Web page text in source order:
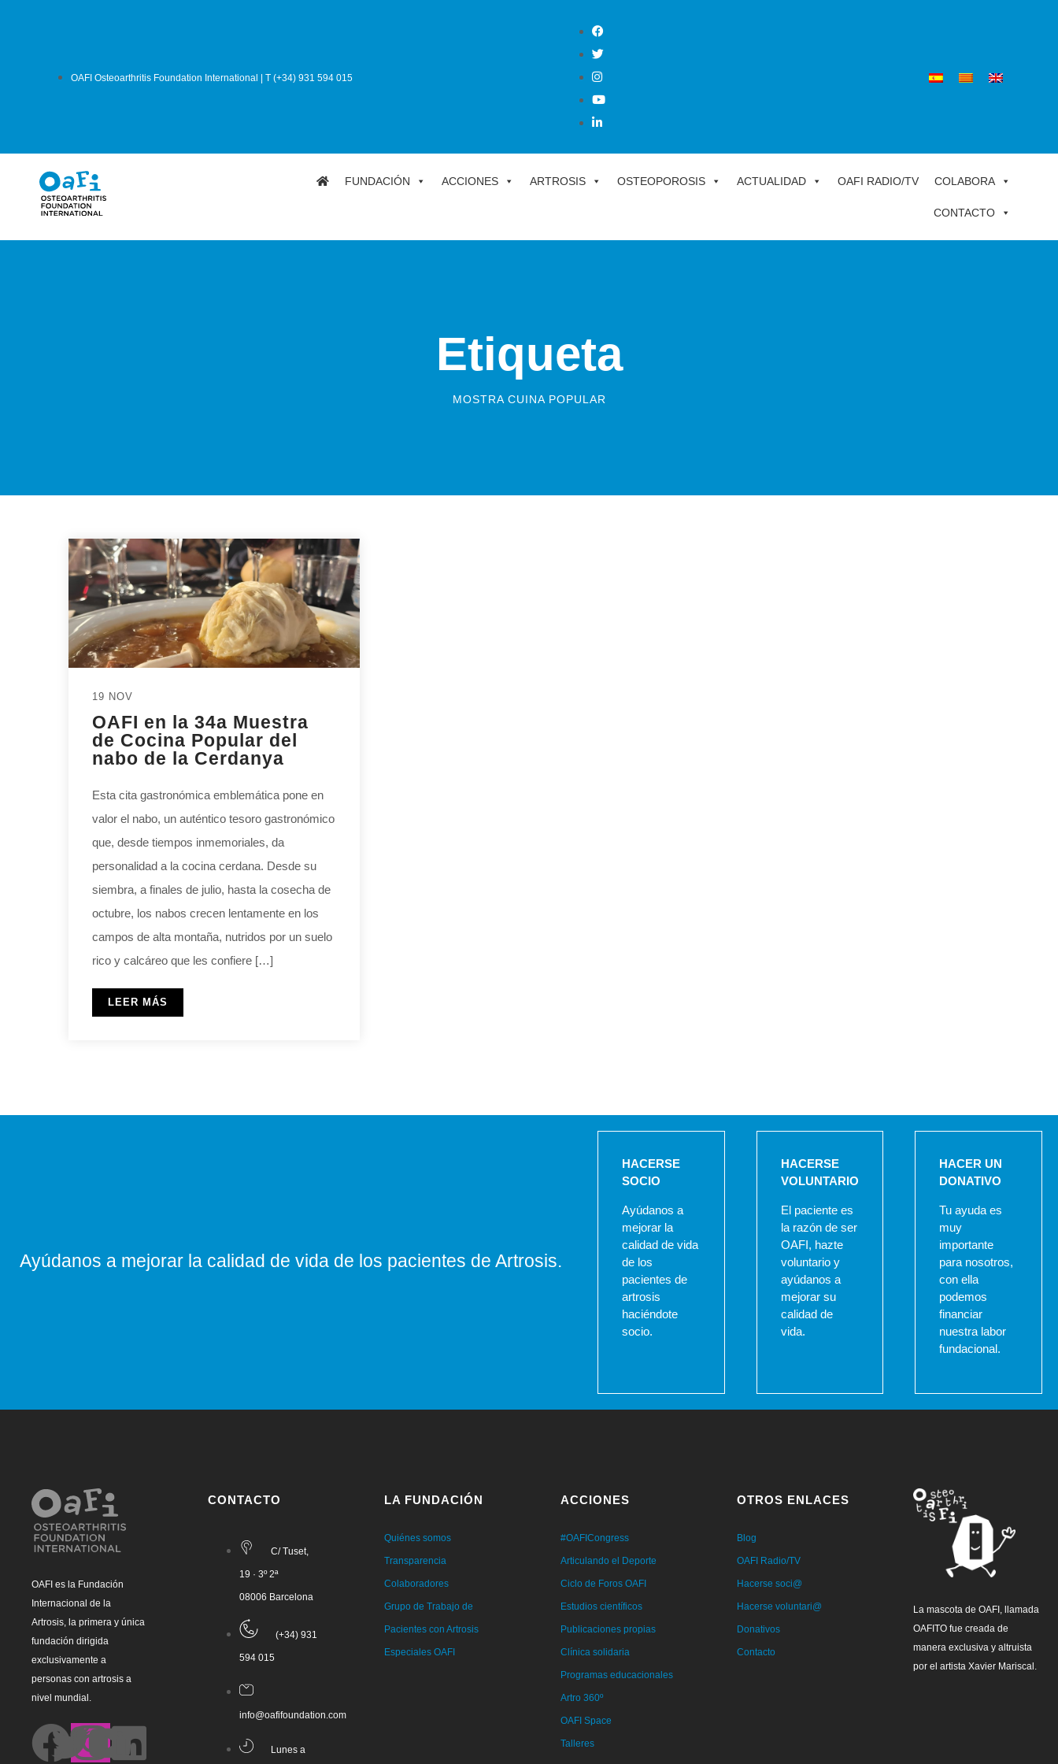
OAFI Osteoarthritis Foundation International | T (+34) 931 594 015
FUNDACIÓN ACCIONES ARTROSIS OSTEOPOROSIS ACTUALIDAD OAFI RADIO/TV COLABORA
CONTACTO
Etiqueta
MOSTRA CUINA POPULAR
19 NOV
OAFI en la 34a Muestra
de Cocina Popular del
nabo de la Cerdanya
Esta cita gastronómica emblemática pone en
valor el nabo, un auténtico tesoro gastronómico
que, desde tiempos inmemoriales, da
personalidad a la cocina cerdana. Desde su
siembra, a finales de julio, hasta la cosecha de
octubre, los nabos crecen lentamente en los
campos de alta montaña, nutridos por un suelo
rico y calcáreo que les confiere […]
LEER MÁS
Ayúdanos a mejorar la calidad de vida de los pacientes de Artrosis.
HACERSE
SOCIO
Ayúdanos a
mejorar la
calidad de vida
de los
pacientes de
artrosis
haciéndote
socio.
HACERSE
VOLUNTARIO
El paciente es
la razón de ser
OAFI, hazte
voluntario y
ayúdanos a
mejorar su
calidad de
vida.
HACER UN
DONATIVO
Tu ayuda es
muy
importante
para nosotros,
con ella
podemos
financiar
nuestra labor
fundacional.
OAFI es la Fundación
Internacional de la
Artrosis, la primera y única
fundación dirigida
exclusivamente a
personas con artrosis a
nivel mundial.
CONTACTO
C/ Tuset,
19 · 3º 2ª
08006 Barcelona
(+34) 931
594 015
info@oafifoundation.com
Lunes a
LA FUNDACIÓN
Quiénes somos
Transparencia
Colaboradores
Grupo de Trabajo de
Pacientes con Artrosis
Especiales OAFI
ACCIONES
#OAFICongress
Articulando el Deporte
Ciclo de Foros OAFI
Estudios científicos
Publicaciones propias
Clínica solidaria
Programas educacionales
Artro 360º
OAFI Space
Talleres
OTROS ENLACES
Blog
OAFI Radio/TV
Hacerse soci@
Hacerse voluntari@
Donativos
Contacto
La mascota de OAFI, llamada
OAFITO fue creada de
manera exclusiva y altruista
por el artista Xavier Mariscal.